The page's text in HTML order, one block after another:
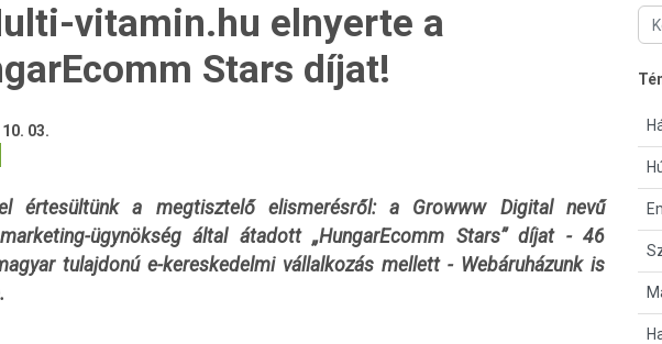
vitamin.hu elnyerte a
Stars díjat!
03.
értesültünk a megtisztelő elismerésről: a Growww Digital nevű
ügynökség által átadott „HungarEcomm Stars” díjat - 46
tulajdonú e-kereskedelmi vállalkozás mellett - Webáruházunk is